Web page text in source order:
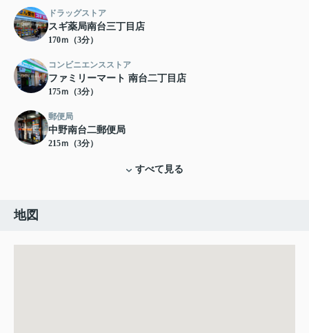
ドラッグストア
スギ薬局南台三丁目店
170ｍ（3分）
コンビニエンスストア
ファミリーマート 南台二丁目店
175ｍ（3分）
郵便局
中野南台二郵便局
215ｍ（3分）
すべて見る
地図